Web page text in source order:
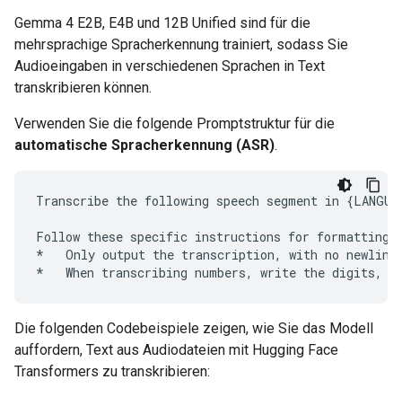
Gemma 4 E2B, E4B und 12B Unified sind für die
mehrsprachige Spracherkennung trainiert, sodass Sie
Audioeingaben in verschiedenen Sprachen in Text
transkribieren können.
Verwenden Sie die folgende Promptstruktur für die
automatische Spracherkennung (ASR).
Transcribe the following speech segment in
Follow these specific instructions for formatting
*   Only output the transcription, with no
Die folgenden Codebeispiele zeigen, wie Sie das Modell
auffordern, Text aus Audiodateien mit Hugging Face
Transformers zu transkribieren: